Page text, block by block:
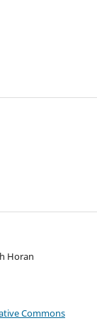
Horan
Commons